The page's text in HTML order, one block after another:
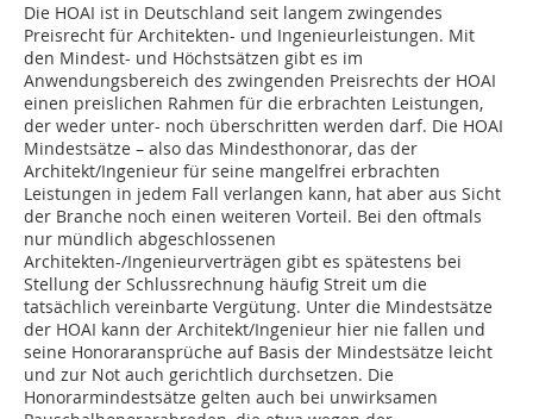
Die HOAI ist in Deutschland seit langem zwingendes
Preisrecht für Architekten- und Ingenieurleistungen. Mit
den Mindest- und Höchstsätzen gibt es im
Anwendungsbereich des zwingenden Preisrechts der HOAI
einen preislichen Rahmen für die erbrachten Leistungen,
der weder unter- noch überschritten werden darf. Die HOAI
Mindestsätze – also das Mindesthonorar, das der
Architekt/Ingenieur für seine mangelfrei erbrachten
Leistungen in jedem Fall verlangen kann, hat aber aus Sicht
der Branche noch einen weiteren Vorteil. Bei den oftmals
nur mündlich abgeschlossenen
Architekten-/Ingenieurverträgen gibt es spätestens bei
Stellung der Schlussrechnung häufig Streit um die
tatsächlich vereinbarte Vergütung. Unter die Mindestsätze
der HOAI kann der Architekt/Ingenieur hier nie fallen und
seine Honor­aransprüche auf Basis der Mindestsätze leicht
und zur Not auch gerichtlich durchsetzen. Die
Honorarmindestsätze gelten auch bei unwirksamen